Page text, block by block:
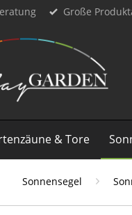
Große
& Tore
Sonnensegel